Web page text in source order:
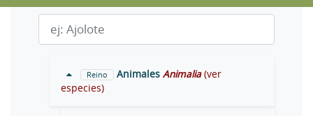
Reino Animales Animalia (ver
especies)